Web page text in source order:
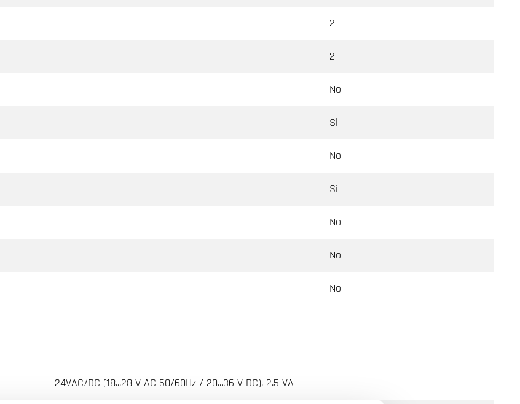
2
2
No
Si
No
Si
No
No
No
24VAC/DC (18...28 V AC 50/60Hz / 20...36 V DC), 2.5 VA